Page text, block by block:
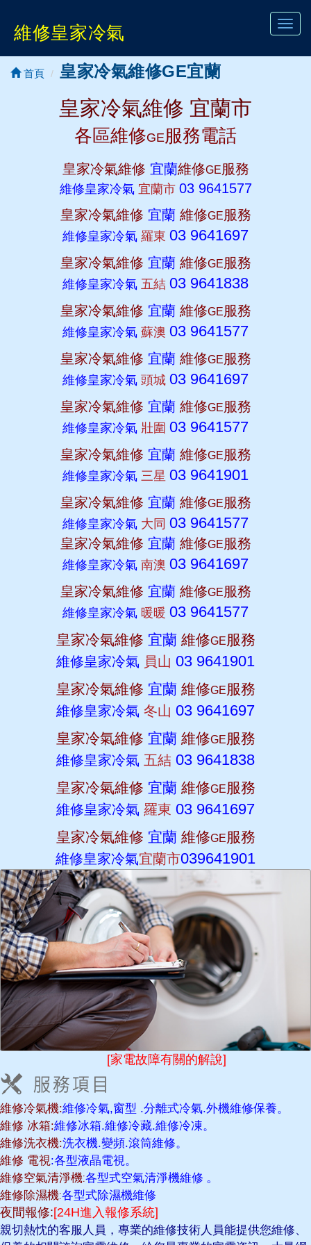
維修皇家冷氣
首頁 皇家冷氣維修GE宜蘭
皇家冷氣維修 宜蘭市
各區維修GE服務電話
皇家冷氣維修 宜蘭維修GE服務
維修皇家冷氣 宜蘭市 03 9641577
皇家冷氣維修 宜蘭 維修GE服務
維修皇家冷氣 羅東 03 9641697
皇家冷氣維修 宜蘭 維修GE服務
維修皇家冷氣 五結 03 9641838
皇家冷氣維修 宜蘭 維修GE服務
維修皇家冷氣 蘇澳 03 9641577
皇家冷氣維修 宜蘭 維修GE服務
維修皇家冷氣 頭城 03 9641697
皇家冷氣維修 宜蘭 維修GE服務
維修皇家冷氣 壯圍 03 9641577
皇家冷氣維修 宜蘭 維修GE服務
維修皇家冷氣 三星 03 9641901
皇家冷氣維修 宜蘭 維修GE服務
維修皇家冷氣 大同 03 9641577
皇家冷氣維修 宜蘭 維修GE服務
維修皇家冷氣 南澳 03 9641697
皇家冷氣維修 宜蘭 維修GE服務
維修皇家冷氣 暖暖 03 9641577
皇家冷氣維修 宜蘭 維修GE服務
維修皇家冷氣 員山 03 9641901
皇家冷氣維修 宜蘭 維修GE服務
維修皇家冷氣 冬山 03 9641697
皇家冷氣維修 宜蘭 維修GE服務
維修皇家冷氣 五結 03 9641838
皇家冷氣維修 宜蘭 維修GE服務
維修皇家冷氣 羅東 03 9641697
皇家冷氣維修 宜蘭 維修GE服務
維修皇家冷氣宜蘭市039641901
[家電故障有關的解說]
維修冷氣機:維修冷氣,窗型 .分離式冷氣.外機維修保養。
維修 冰箱:維修冰箱.維修冷藏.維修冷凍。
維修洗衣機:洗衣機.變頻.滾筒維修。
維修 電視:各型液晶電視。
維修空氣清淨機:各型式空氣清淨機維修 。
維修除濕機:各型式除濕機維修
夜間報修:[24H進入報修系統]
親切熱忱的客服人員，專業的維修技術人員能提供您維修、